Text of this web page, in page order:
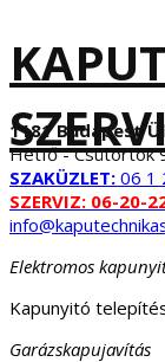
1181 Budapest
Hétfő - Csütörtök
SZAKÜZLET: 06 1
SZERVIZ: 06-20-
Elektromos
Kapunyitó
Garázskapujavítás